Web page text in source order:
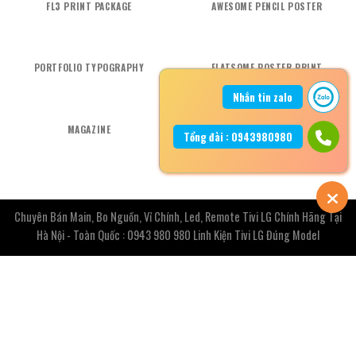
FL3 PRINT PACKAGE AWESOME PENCIL POSTER
PORTFOLIO TYPOGRAPHY FLATSOME POSTER PRINT
MAGAZINE FLAT T-SHIRT COMPANY
Chuyên Bán Main, Bo Nguồn, Vỉ Chính, Led, Remote Tivi LG Chính Hãng Tại
Hà Nội - Toàn Quốc : 0943 980 980 Linh Kiện Tivi LG Đúng Model
Nhắn tin zalo
Tổng đài : 0943980980